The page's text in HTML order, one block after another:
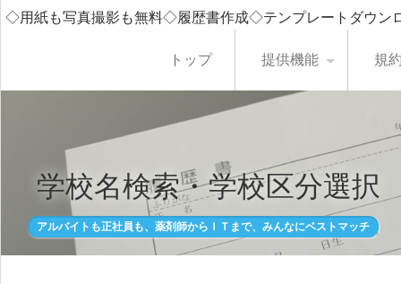
◇用紙も写真撮影も無料◇履歴書作成◇テンプレートダウ
トップ 提供機能 規
学校名検索・学校区分選択
アルバイトも正社員も、薬剤師からＩＴまで、みんなにベストマッチ